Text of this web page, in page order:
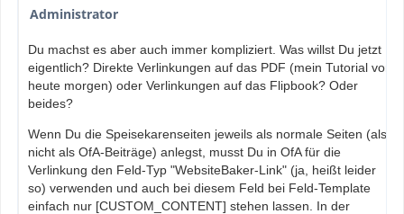
Administrator
Du machst es aber auch immer kompliziert. Was willst Du jetzt
eigentlich? Direkte Verlinkungen auf das PDF (mein Tutorial von
heute morgen) oder Verlinkungen auf das Flipbook? Oder
beides?
Wenn Du die Speisekarenseiten jeweils als normale Seiten (also
nicht als OfA-Beiträge) anlegst, musst Du in OfA für die
Verlinkung den Feld-Typ "WebsiteBaker-Link" (ja, heißt leider
so) verwenden und auch bei diesem Feld bei Feld-Template
einfach nur [CUSTOM_CONTENT] stehen lassen. In der